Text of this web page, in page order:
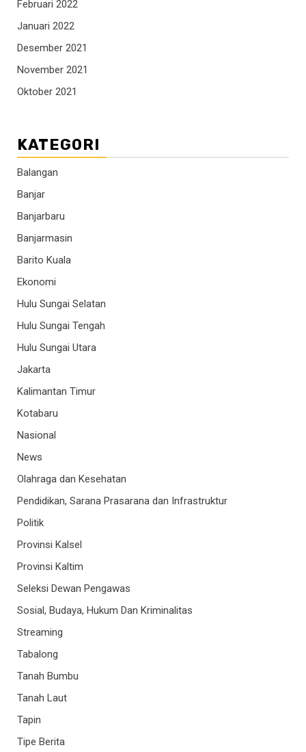
Februari 2022
Januari 2022
Desember 2021
November 2021
Oktober 2021
KATEGORI
Balangan
Banjar
Banjarbaru
Banjarmasin
Barito Kuala
Ekonomi
Hulu Sungai Selatan
Hulu Sungai Tengah
Hulu Sungai Utara
Jakarta
Kalimantan Timur
Kotabaru
Nasional
News
Olahraga dan Kesehatan
Pendidikan, Sarana Prasarana dan Infrastruktur
Politik
Provinsi Kalsel
Provinsi Kaltim
Seleksi Dewan Pengawas
Sosial, Budaya, Hukum Dan Kriminalitas
Streaming
Tabalong
Tanah Bumbu
Tanah Laut
Tapin
Tipe Berita